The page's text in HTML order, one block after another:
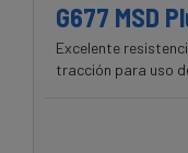
G677 MSD
Excelente
tracción para uso